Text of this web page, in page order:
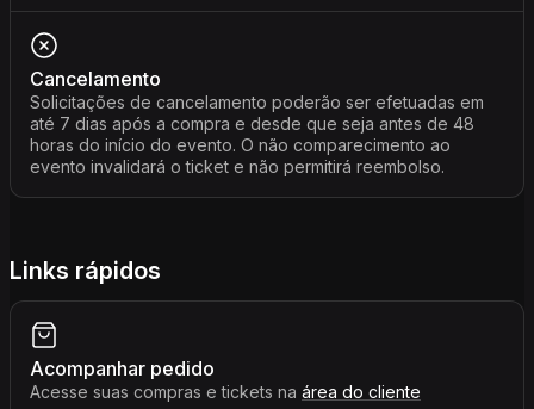
Cancelamento
Solicitações de cancelamento poderão ser efetuadas em
até 7 dias após a compra e desde que seja antes de 48
horas do início do evento. O não comparecimento ao
evento invalidará o ticket e não permitirá reembolso.
Links rápidos
Acompanhar pedido
Acesse suas compras e tickets na área do cliente